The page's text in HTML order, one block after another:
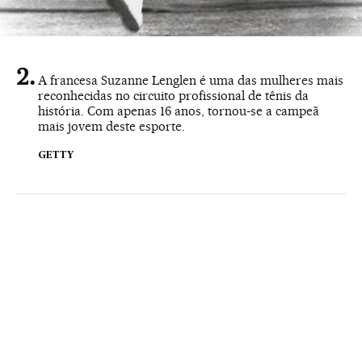
A francesa Suzanne Lenglen é uma das mulheres mais
reconhecidas no circuito profissional de tênis da
história. Com apenas 16 anos, tornou-se a campeã
mais jovem deste esporte.
GETTY